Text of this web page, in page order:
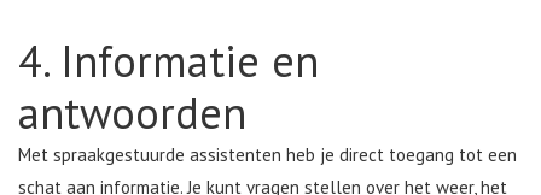
4. Informatie en
antwoorden
Met spraakgestuurde assistenten heb je direct toegang tot een
schat aan informatie. Je kunt vragen stellen over het weer, het